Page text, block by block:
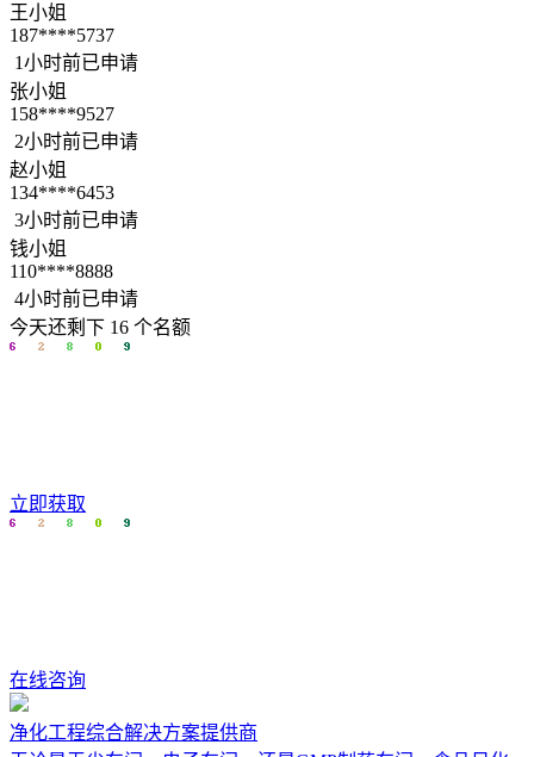
王小姐
187****5737
1小时前已申请
张小姐
158****9527
2小时前已申请
赵小姐
134****6453
3小时前已申请
钱小姐
110****8888
4小时前已申请
今天还剩下 16 个名额
立即获取
在线咨询
净化工程综合解决方案提供商